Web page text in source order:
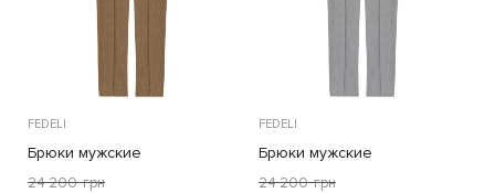
FEDELI
Брюки мужские
24 200 грн
FEDELI
Брюки мужские
24 200 грн